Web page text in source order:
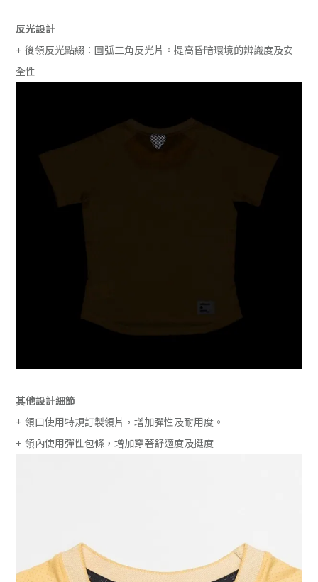
反光設計
+ 後領反光點綴：圓弧三角反光片。提高昏暗環境的辨識度及安
全性
其他設計細節
+ 領口使用特規訂製領片，增加彈性及耐用度。
+ 領內使用彈性包條，增加穿著舒適度及挺度